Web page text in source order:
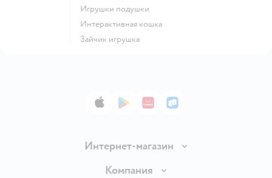
Игрушки подушки
Интерактивная кошка
Зайчик игрушка
App StoreGoogle Play
AppGallery
RuStore
Интернет-магазин
Доставка и оплата
Компания